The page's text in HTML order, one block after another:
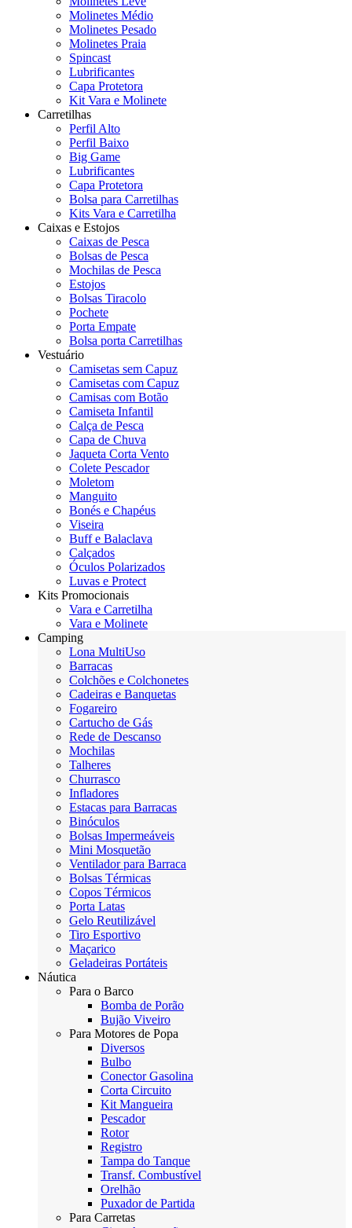
Molinetes Médio
Molinetes Pesado
Molinetes Praia
Spincast
Lubrificantes
Capa Protetora
Kit Vara e Molinete
Carretilhas
Perfil Alto
Perfil Baixo
Big Game
Lubrificantes
Capa Protetora
Bolsa para Carretilhas
Kits Vara e Carretilha
Caixas e Estojos
Caixas de Pesca
Bolsas de Pesca
Mochilas de Pesca
Estojos
Bolsas Tiracolo
Pochete
Porta Empate
Bolsa porta Carretilhas
Vestuário
Camisetas sem Capuz
Camisetas com Capuz
Camisas com Botão
Camiseta Infantil
Calça de Pesca
Capa de Chuva
Jaqueta Corta Vento
Colete Pescador
Moletom
Manguito
Bonés e Chapéus
Viseira
Buff e Balaclava
Calçados
Óculos Polarizados
Luvas e Protect
Kits Promocionais
Vara e Carretilha
Vara e Molinete
Camping
Lona MultiUso
Barracas
Colchões e Colchonetes
Cadeiras e Banquetas
Fogareiro
Cartucho de Gás
Rede de Descanso
Mochilas
Talheres
Churrasco
Infladores
Estacas para Barracas
Binóculos
Bolsas Impermeáveis
Mini Mosquetão
Ventilador para Barraca
Bolsas Térmicas
Copos Térmicos
Porta Latas
Gelo Reutilizável
Tiro Esportivo
Maçarico
Geladeiras Portáteis
Náutica
Para o Barco
Bomba de Porão
Bujão Viveiro
Para Motores de Popa
Diversos
Bulbo
Conector Gasolina
Corta Circuito
Kit Mangueira
Pescador
Rotor
Registro
Tampa do Tanque
Transf. Combustível
Orelhão
Puxador de Partida
Para Carretas